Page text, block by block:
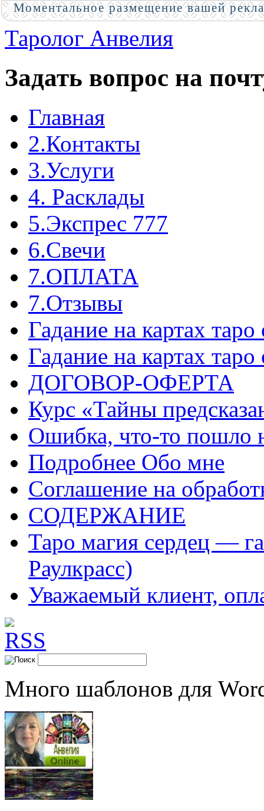
Таролог Анвелия
Задать вопрос на
Главная
2.Контакты
3.Услуги
4. Расклады
5.Экспрес 777
6.Свечи
7.ОПЛАТА
7.Отзывы
Гадание на картах
Гадание на картах
ДОГОВОР-ОФЕРТА
Курс «Тайны
Ошибка, что-то пошло
Подробнее Обо мне
Соглашение на
СОДЕРЖАНИЕ
Таро магия сердец —
Раулкрасс)
Уважаемый клиент,
Много шаблонов для
Моментальное размещение вашей